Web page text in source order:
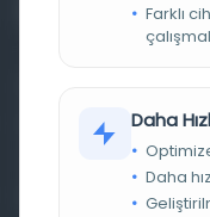
basma eserleri, arşiv
materyalleri bir araya
kütüphane ve meta
Farklı
Daha
Daha